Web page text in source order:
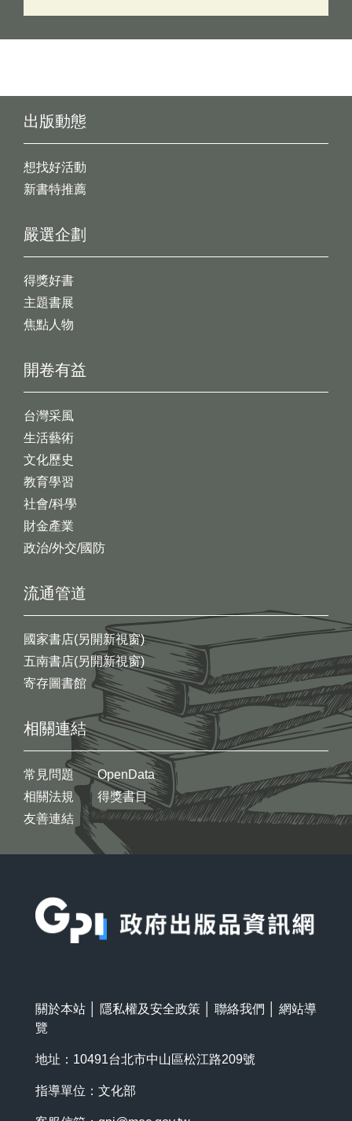
出版動態
想找好活動
新書特推薦
開卷有益
台灣采風
生活藝術
文化歷史
教育學習
社會/科學
財金產業
政治/外交/國防
嚴選企劃
得獎好書
主題書展
焦點人物
流通管道
國家書店(另開新視窗)
五南書店(另開新視窗)
寄存圖書館
相關連結
常見問題
相關法規
友善連結
OpenData
得獎書目
關於本站 隱私權及安全政策 聯絡我們
網站導
覽
地址：10491台北市中山區松江路209號
指導單位：文化部